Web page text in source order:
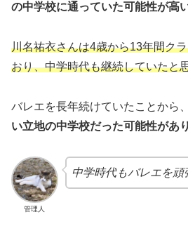
の中学校に通っていた可能性が高
川名祐衣さんは4歳から13年間ク
おり、中学時代も継続していたと
バレエを長年続けていたことから
い立地の中学校だった可能性があ
管理人
中学時代もバレエを頑